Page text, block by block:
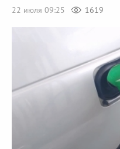
22 июля 09:25
1619